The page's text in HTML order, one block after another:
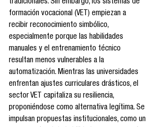
tradicionales. Sin embargo, los sistemas de
formación vocacional (VET) empiezan a
recibir reconocimiento simbólico,
especialmente porque las habilidades
manuales y el entrenamiento técnico
resultan menos vulnerables a la
automatización. Mientras las universidades
enfrentan ajustes curriculares drásticos, el
sector VET capitaliza su resiliencia,
proponiéndose como alternativa legítima. Se
impulsan propuestas institucionales, como un